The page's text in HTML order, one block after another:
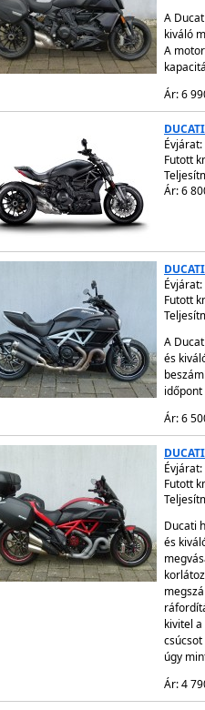
A
kiváló
A
Ár: 6
Évjárat:
Futott
Ár: 6
Évjárat:
Futott
A
és
Ár: 6
Évjárat:
Futott
Ducati
és
kivitel
úgy
Ár: 4